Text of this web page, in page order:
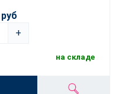
+
на складе